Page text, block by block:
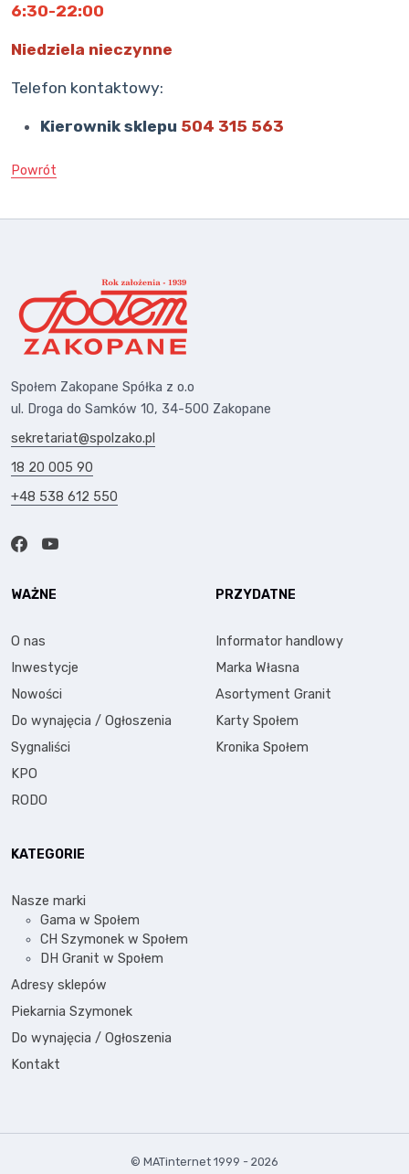
6:30-22:00
Niedziela nieczynne
Telefon kontaktowy:
Kierownik sklepu 504 315 563
Powrót
Społem Zakopane Spółka z o.o
ul. Droga do Samków 10, 34-500 Zakopane
sekretariat@spolzako.pl
18 20 005 90
+48 538 612 550
WAŻNE
O nas
Inwestycje
Nowości
Do wynajęcia / Ogłoszenia
Sygnaliści
KPO
RODO
PRZYDATNE
Informator handlowy
Marka Własna
Asortyment Granit
Karty Społem
Kronika Społem
KATEGORIE
Nasze marki
Gama w Społem
CH Szymonek w Społem
DH Granit w Społem
Adresy sklepów
Piekarnia Szymonek
Do wynajęcia / Ogłoszenia
Kontakt
© MATinternet 1999 - 2026